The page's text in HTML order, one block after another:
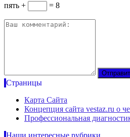
пять + = 8
Страницы
Карта Сайта
Концепция сайта vestaz.ru о
Профессиональная
Наши интересные рубрики